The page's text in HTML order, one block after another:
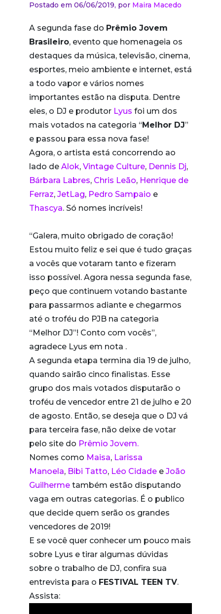
Postado em 06/06/2019, por Maira Macedo
A segunda fase do Prêmio Jovem
Brasileiro, evento que homenageia os
destaques da música, televisão, cinema,
esportes, meio ambiente e internet, está
a todo vapor e vários nomes
importantes estão na disputa. Dentre
eles, o DJ e produtor Lyus foi um dos
mais votados na categoria “Melhor DJ”
e passou para essa nova fase!
Agora, o artista está concorrendo ao
lado de Alok, Vintage Culture, Dennis Dj,
Bárbara Labres, Chris Leão, Henrique de
Ferraz, JetLag, Pedro Sampaio e
Thascya. Só nomes incríveis!
“Galera, muito obrigado de coração!
Estou muito feliz e sei que é tudo graças
a vocês que votaram tanto e fizeram
isso possível. Agora nessa segunda fase,
peço que continuem votando bastante
para passarmos adiante e chegarmos
até o troféu do PJB na categoria
“Melhor DJ”! Conto com vocês”,
agradece Lyus em nota .
A segunda etapa termina dia 19 de julho,
quando sairão cinco finalistas. Esse
grupo dos mais votados disputarão o
troféu de vencedor entre 21 de julho e 20
de agosto. Então, se deseja que o DJ vá
para terceira fase, não deixe de votar
pelo site do Prêmio Jovem.
Nomes como Maisa, Larissa
Manoela, Bibi Tatto, Léo Cidade e João
Guilherme também estão disputando
vaga em outras categorias. É o publico
que decide quem serão os grandes
vencedores de 2019!
E se você quer conhecer um pouco mais
sobre Lyus e tirar algumas dúvidas
sobre o trabalho de DJ, confira sua
entrevista para o FESTIVAL TEEN TV.
Assista: